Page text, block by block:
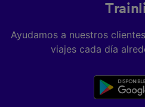
Ayudamos a nuestros
viajes cada día